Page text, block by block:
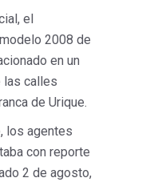
el
2008 de
en un
las calles
de Urique.
los agentes
con reporte
2 de agosto,